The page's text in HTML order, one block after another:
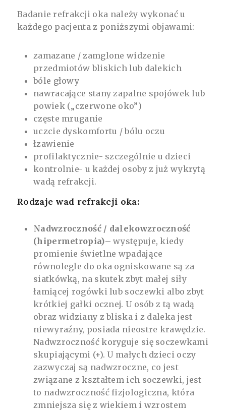
Badanie refrakcji oka należy wykonać u
każdego pacjenta z poniższymi objawami:
zamazane / zamglone widzenie
przedmiotów bliskich lub dalekich
bóle głowy
nawracające stany zapalne spojówek lub
powiek („czerwone oko”)
częste mruganie
uczcie dyskomfortu / bólu oczu
łzawienie
profilaktycznie- szczególnie u dzieci
kontrolnie- u każdej osoby z już wykrytą
wadą refrakcji.
Rodzaje wad refrakcji oka:
Nadwzroczność / dalekowzroczność
(hipermetropia)– występuje, kiedy
promienie świetlne wpadające
równolegle do oka ogniskowane są za
siatkówką, na skutek zbyt małej siły
łamiącej rogówki lub soczewki albo zbyt
krótkiej gałki ocznej. U osób z tą wadą
obraz widziany z bliska i z daleka jest
niewyraźny, posiada nieostre krawędzie.
Nadwzroczność koryguje się soczewkami
skupiającymi (+). U małych dzieci oczy
zazwyczaj są nadwzroczne, co jest
związane z kształtem ich soczewki, jest
to nadwzroczność fizjologiczna, która
zmniejsza się z wiekiem i wzrostem